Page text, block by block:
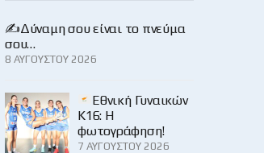
✍️Δύναμη σου είναι το πνεύμα
σου…
8 ΑΥΓΟΎΣΤΟΥ 2026
Εθνική Γυναικών
Κ16: Η
φωτογράφηση!
7 ΑΥΓΟΎΣΤΟΥ 2026